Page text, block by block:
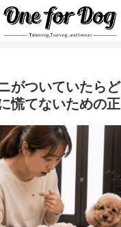
がついていたらど
慌てないための